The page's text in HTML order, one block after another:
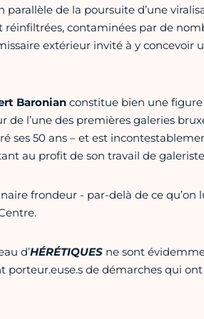
parallèle de la poursuite d’une
réinfiltrées, contaminées par de
extérieur invité à y concevoir
Baronianconstitue bien une
l’une des premières galeries
ses 50 ans – et est
au profit de son travail de
frondeur - par-delà de ce
d’HÉRÉTIQUESne sont
porteur.euse.s de démarches qui